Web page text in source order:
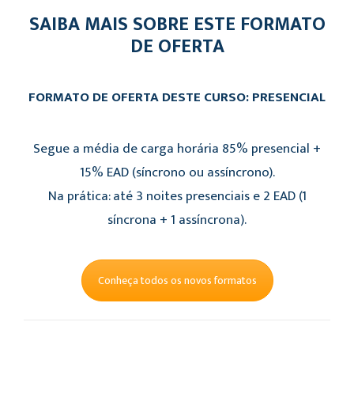
SAIBA MAIS SOBRE ESTE FORMATO
DE OFERTA
FORMATO DE OFERTA DESTE CURSO: PRESENCIAL
Segue a média de carga horária 85% presencial +
15% EAD (síncrono ou assíncrono).
Na prática: até 3 noites presenciais e 2 EAD (1
síncrona + 1 assíncrona).
Conheça todos os novos formatos